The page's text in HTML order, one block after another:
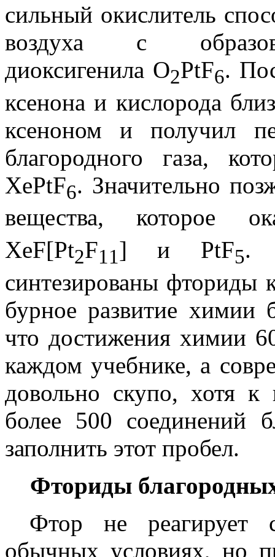
сильный окислитель
воздуха с
диоксигенила O2PtF6.
ксенона и кислорода
ксеноном и получил
благородного газа,
XePtF6. Значительно
вещества, которое
XeF[Pt2F1 1] и PtF5.
синтезированы фториды
бурное развитие химии
что достижения химии
каждом учебнике, а
довольно скупо, хотя к
более 500 соединений
заполнить этот пробел.
Фториды
Фтор не реагирует
обычных условиях, но